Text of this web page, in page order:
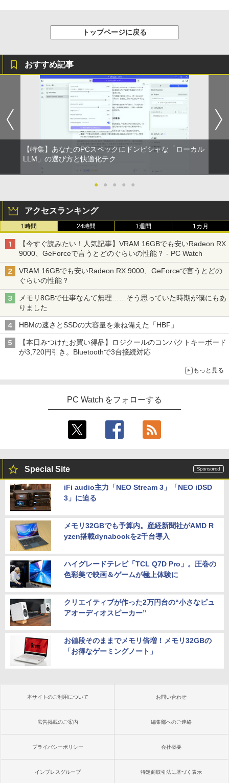
トップページに戻る
おすすめ記事
【特集】あなたのPCスペックにドンピシャな「ローカル
LLM」の選び方と快適化テク
● ● ● ● ●
アクセスランキング
1時間 24時間 1週間 1カ月
【今すぐ読みたい！人気記事】VRAM 16GBでも安いRadeon RX
9000、GeForceで言うとどのぐらいの性能？ - PC Watch
VRAM 16GBでも安いRadeon RX 9000、GeForceで言うとどの
ぐらいの性能？
メモリ8GBで仕事なんて無理……そう思っていた時期が僕にもあ
りました
HBMの速さとSSDの大容量を兼ね備えた「HBF」
【本日みつけたお買い得品】ロジクールのコンパクトキーボード
が3,720円引き。Bluetoothで3台接続対応
もっと見る
PC Watch をフォローする
Special Site
iFi audio主力「NEO Stream 3」「NEO iDSD
3」に迫る
メモリ32GBでも予算内。産経新聞社がAMD R
yzen搭載dynabookを2千台導入
ハイグレードテレビ「TCL Q7D Pro」。圧巻の
色彩美で映画＆ゲームが極上体験に
クリエイティブが作った2万円台の“小さなピュ
アオーディオスピーカー”
お値段そのままでメモリ倍増！メモリ32GBの
「お得なゲーミングノート」
本サイトのご利用について お問い合わせ
広告掲載のご案内 編集部へのご連絡
プライバシーポリシー 会社概要
インプレスグループ 特定商取引法に基づく表示